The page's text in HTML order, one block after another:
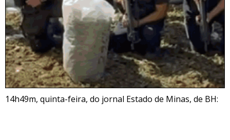
14h49m, quinta-feira, do jornal Estado de Minas, de BH: